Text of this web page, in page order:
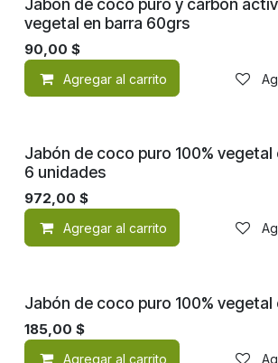
Jabón de coco puro y carbón
vegetal en barra 60grs
90,00 $
Agregar al carrito
Jabón de coco puro 100% vegetal
6 unidades
972,00 $
Agregar al carrito
Jabón de coco puro 100% vegetal
185,00 $
Agregar al carrito